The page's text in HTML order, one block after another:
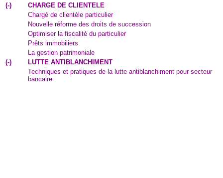
(-)
CHARGE DE CLIENTELE
Chargé de clientèle particulier
Nouvelle réforme des droits de succession
Optimiser la fiscalité du particulier
Prêts immobiliers
La gestion patrimoniale
(-)
LUTTE ANTIBLANCHIMENT
Techniques et pratiques de la lutte antiblanchiment pour secteur
bancaire